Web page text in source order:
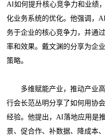
AI如何提升核心竞争力和业绩
化业务系统的优化。他强调，
务于企业的核心竞争力，并通
率和效果。戴文渊的分享为企
策略。
多维赋能产业，推动产业高
行会长范丛明分享了如何用协
经验。他提出，AI落地应用是
景、促合作、补数据、降成本